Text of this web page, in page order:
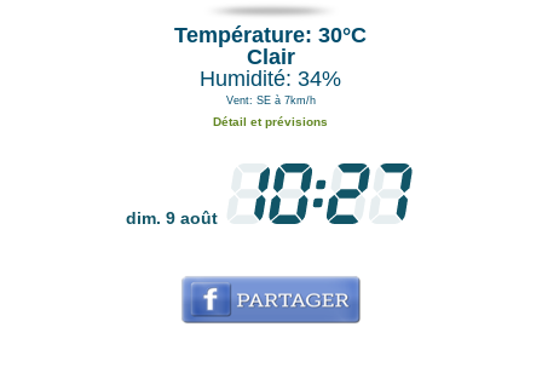
Température: 30°C
Clair
Humidité: 34%
Vent: SE à 7km/h
Détail et prévisions
dim. 9 août